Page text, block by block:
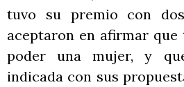
tuvo su premio con
aceptaron en afirmar que
poder una mujer, y
indicada con sus